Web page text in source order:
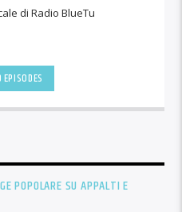
di Radio BlueTu
POPOLARE SU APPALTI E